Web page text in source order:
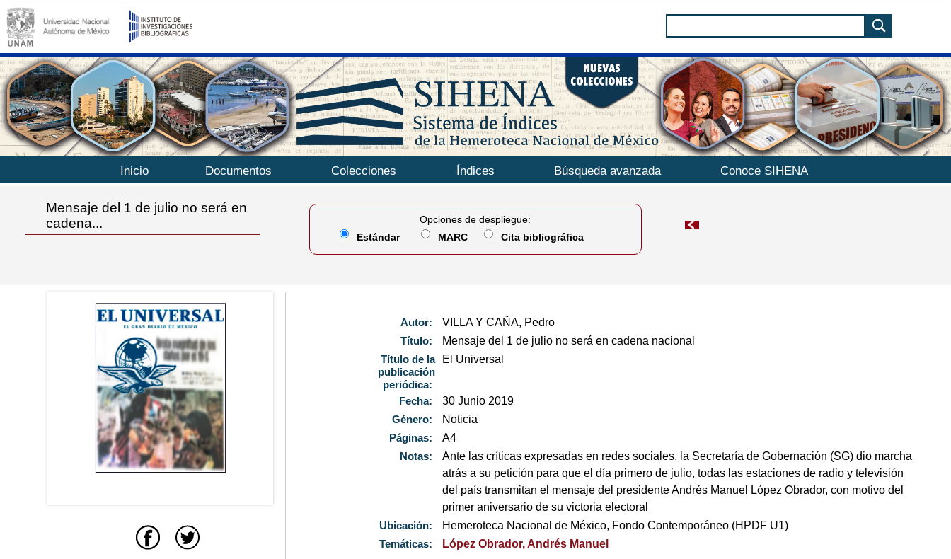
Inicio Documentos Colecciones Índices Búsqueda avanzada Conoce SIHENA
Mensaje del 1 de julio no será en
cadena...
Opciones de despliegue:
Estándar
MARC Cita bibliográfica
Autor:
VILLA Y CAÑA, Pedro
Título:
Mensaje del 1 de julio no será en cadena nacional
Título de la
publicación
periódica:
El Universal
Fecha:
30 Junio 2019
Género:
Noticia
Páginas:
A4
Notas:
Ante las críticas expresadas en redes sociales, la Secretaría de Gobernación (SG) dio marcha
atrás a su petición para que el día primero de julio, todas las estaciones de radio y televisión
del país transmitan el mensaje del presidente Andrés Manuel López Obrador, con motivo del
primer aniversario de su victoria electoral
Ubicación:
Hemeroteca Nacional de México, Fondo Contemporáneo (HPDF U1)
Temáticas:
López Obrador, Andrés Manuel